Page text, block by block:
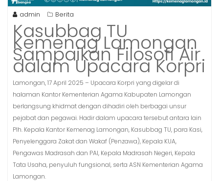
admin Berita
Kasubbag TU
Kemenag Lamongan
Sampaikan Filosofi Air
dalam Upacara Korpri
Lamongan, 17 April 2025 – Upacara Korpri yang digelar di
halaman Kantor Kementerian Agama Kabupaten Lamongan
berlangsung khidmat dengan dihadiri oleh berbagai unsur
pejabat dan pegawai. Hadir dalam upacara tersebut antara lain
Plh. Kepala Kantor Kemenag Lamongan, Kasubbag TU, para Kasi,
Penyelenggara Zakat dan Wakaf (Penzawa), Kepala KUA,
Pengawas Madrasah dan PAI, Kepala Madrasah Negeri, Kepala
Tata Usaha, penyuluh fungsional, serta ASN Kementerian Agama
Lamongan.